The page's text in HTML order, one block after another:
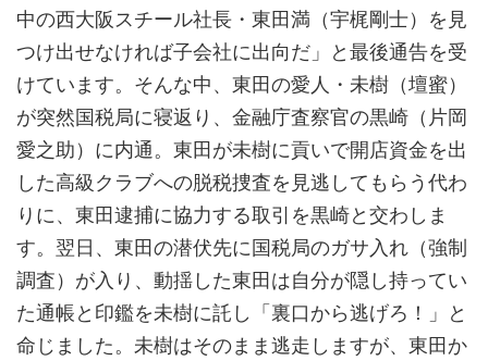
中の西大阪スチール社長・東田満（宇梶剛士）を見
つけ出せなければ子会社に出向だ」と最後通告を受
けています。そんな中、東田の愛人・未樹（壇蜜）
が突然国税局に寝返り、金融庁査察官の黒崎（片岡
愛之助）に内通。東田が未樹に貢いで開店資金を出
した高級クラブへの脱税捜査を見逃してもらう代わ
りに、東田逮捕に協力する取引を黒崎と交わしま
す。翌日、東田の潜伏先に国税局のガサ入れ（強制
調査）が入り、動揺した東田は自分が隠し持ってい
た通帳と印鑑を未樹に託し「裏口から逃げろ！」と
命じました。未樹はそのまま逃走しますが、東田か